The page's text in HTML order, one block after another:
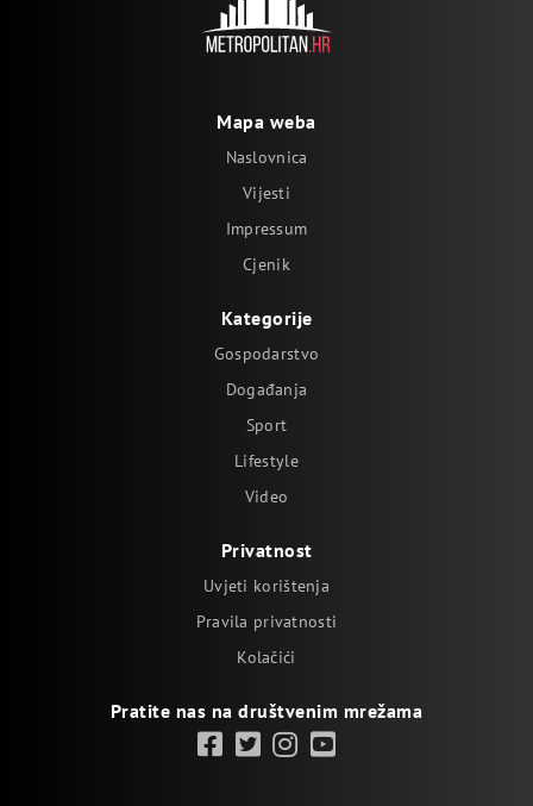
Mapa weba
Naslovnica
Vijesti
Impressum
Cjenik
Kategorije
Gospodarstvo
Događanja
Sport
Lifestyle
Video
Privatnost
Uvjeti korištenja
Pravila privatnosti
Kolačići
Pratite nas na društvenim mrežama